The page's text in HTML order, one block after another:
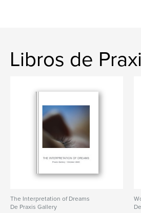
Libros de
The Interpretation of Dreams
De Praxis Gallery